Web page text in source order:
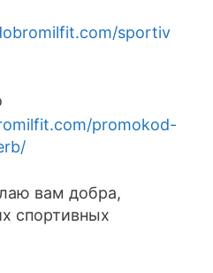
sportiv
promokod-
вам добра,
спортивных